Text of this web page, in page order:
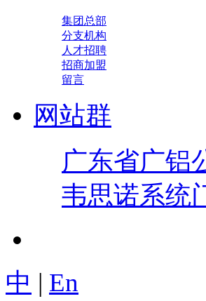
集团总部
分支机构
人才招聘
招商加盟
留言
网站群
广东省广铝
韦思诺系统
中 | En